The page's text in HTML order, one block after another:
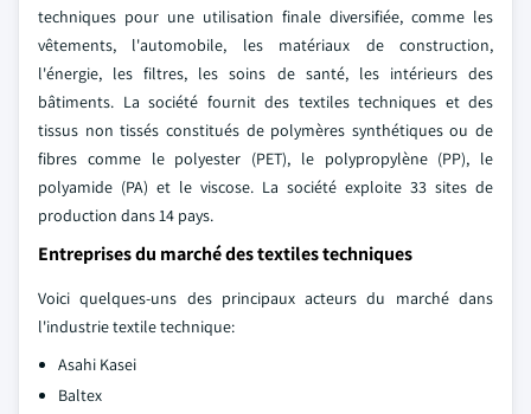
techniques pour une utilisation finale diversifiée, comme les
vêtements, l'automobile, les matériaux de construction,
l'énergie, les filtres, les soins de santé, les intérieurs des
bâtiments. La société fournit des textiles techniques et des
tissus non tissés constitués de polymères synthétiques ou de
fibres comme le polyester (PET), le polypropylène (PP), le
polyamide (PA) et le viscose. La société exploite 33 sites de
production dans 14 pays.
Entreprises du marché des textiles techniques
Voici quelques-uns des principaux acteurs du marché dans
l'industrie textile technique:
Asahi Kasei
Baltex